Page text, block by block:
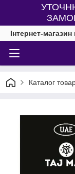
Інтернет-
Каталог